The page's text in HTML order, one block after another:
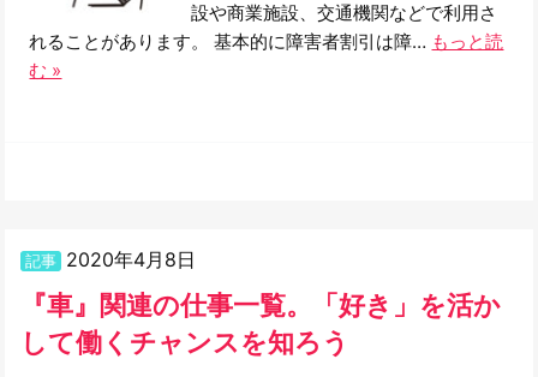
設や商業施設、交通機関などで利用さ
れることがあります。 基本的に障害者割引は障… もっと読
む »
記事 2020年4月8日
『車』関連の仕事一覧。「好き」を活か
して働くチャンスを知ろう